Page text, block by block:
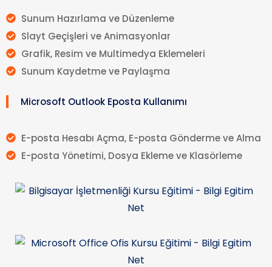
Sunum Hazırlama ve Düzenleme
Slayt Geçişleri ve Animasyonlar
Grafik, Resim ve Multimedya Eklemeleri
Sunum Kaydetme ve Paylaşma
Microsoft Outlook Eposta Kullanımı
E-posta Hesabı Açma, E-posta Gönderme ve Alma
E-posta Yönetimi, Dosya Ekleme ve Klasörleme